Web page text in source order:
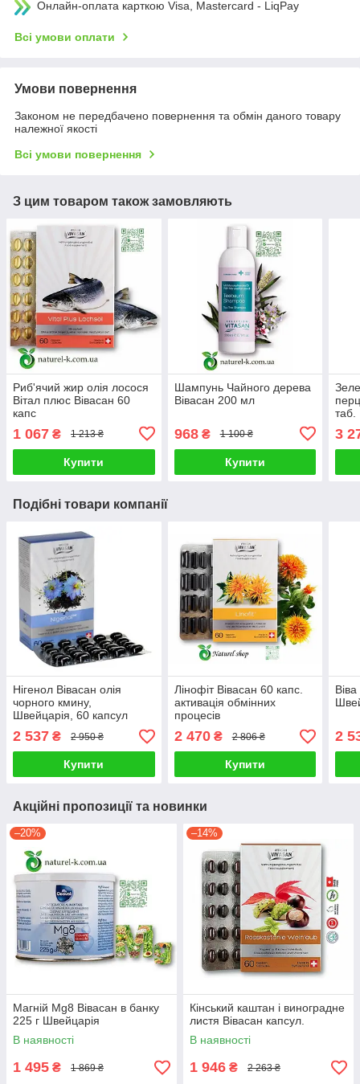
Онлайн-оплата карткою Visa, Mastercard - LiqPay
Всі умови оплати
Умови повернення
Законом не передбачено повернення та обмін даного товару
належної якості
Всі умови повернення
З цим товаром також замовляють
Риб'ячий жир олія лосося
Вітал плюс Вівасан 60
капс
1 067 ₴ 1 213 ₴
Купити
Шампунь Чайного дерева
Вівасан 200 мл
968₴ 1 100 ₴
Купити
таб.
3
Подібні товари компанії
Нігенол Вівасан олія
чорного кмину,
Швейцарія, 60 капсул
2 537 ₴ 2 950 ₴
Купити
Лінофіт Вівасан 60 капс.
активація обмінних
процесів
2 470₴ 2 806 ₴
Купити
2
Акційні пропозиції та новинки
–20%
Магній Mg8 Вівасан в банку
225 г Швейцарія
В наявності
1 495 ₴ 1 869 ₴
–14%
Кінський каштан і виноградне
листя Вівасан капсул.
В наявності
1 946 ₴ 2 263 ₴